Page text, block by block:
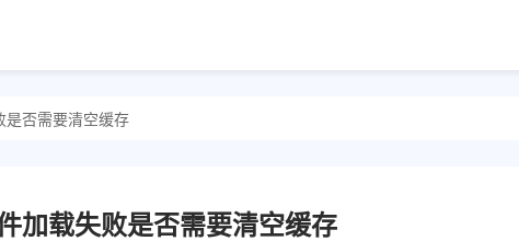
是否需要清空缓存
加载失败是否需要清空缓存